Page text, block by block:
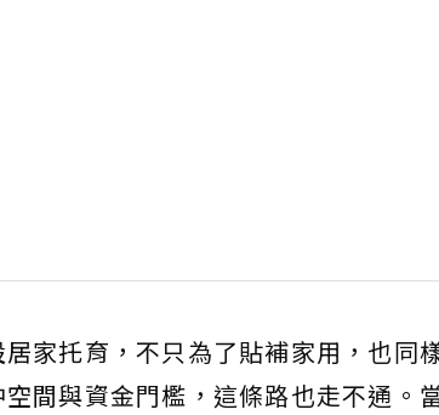
家托育，不只為了貼補家用，也同
間與資金門檻，這條路也走不通。